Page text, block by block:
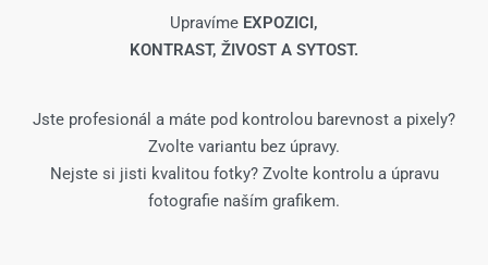
Upravíme EXPOZICI,
KONTRAST, ŽIVOST A SYTOST.
Jste profesionál a máte pod kontrolou barevnost a pixely?
Zvolte variantu bez úpravy.
Nejste si jisti kvalitou fotky? Zvolte kontrolu a úpravu
fotografie naším grafikem.